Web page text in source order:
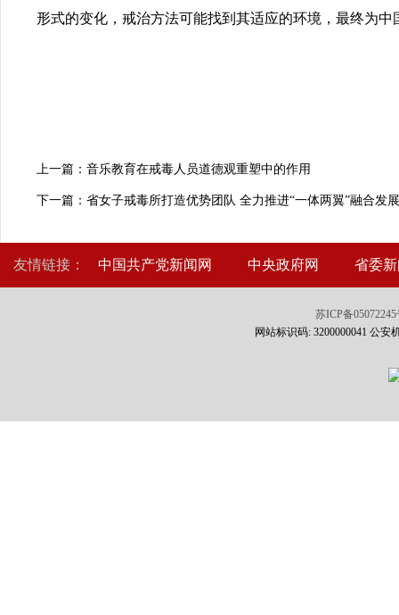
形式的变化，戒治方法可能找到其适应的环境，最终为中
上一篇：音乐教育在戒毒人员道德观重塑中的作用
下一篇：省女子戒毒所打造优势团队 全力推进“一体两翼”融合发
友情链接： 中国共产党新闻网 中央政府网 省委
苏ICP备05072245
网站标识码: 3200000041 公安